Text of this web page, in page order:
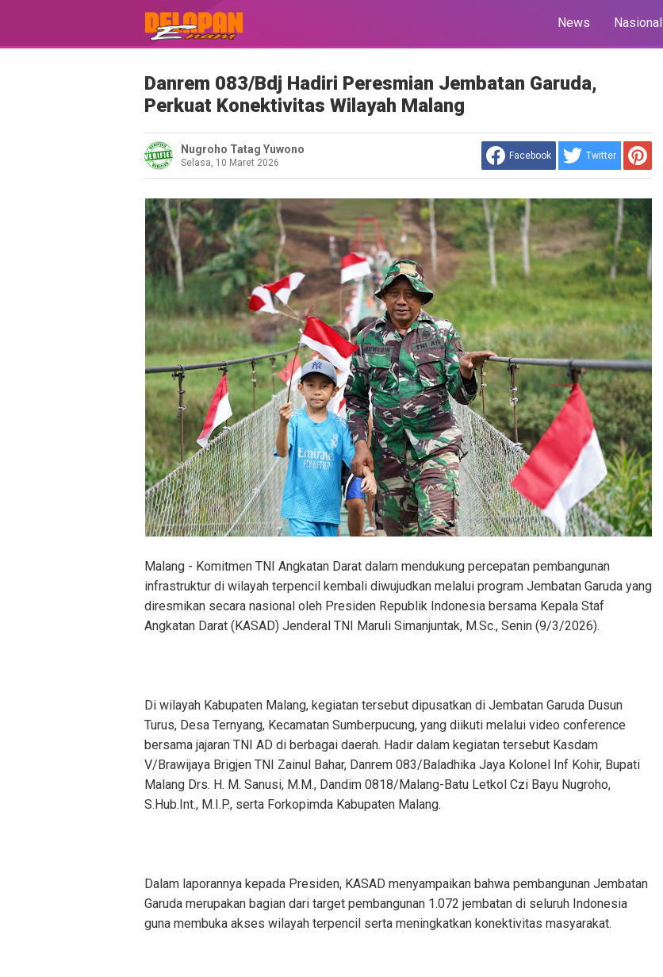
News Nasional
Danrem 083/Bdj Hadiri Peresmian Jembatan Garuda,
Perkuat Konektivitas Wilayah Malang
Nugroho Tatag Yuwono
Selasa, 10 Maret 2026
Facebook Twitter
Malang - Komitmen TNI Angkatan Darat dalam mendukung percepatan pembangunan
infrastruktur di wilayah terpencil kembali diwujudkan melalui program Jembatan Garuda yang
diresmikan secara nasional oleh Presiden Republik Indonesia bersama Kepala Staf
Angkatan Darat (KASAD) Jenderal TNI Maruli Simanjuntak, M.Sc., Senin (9/3/2026).
Di wilayah Kabupaten Malang, kegiatan tersebut dipusatkan di Jembatan Garuda Dusun
Turus, Desa Ternyang, Kecamatan Sumberpucung, yang diikuti melalui video conference
bersama jajaran TNI AD di berbagai daerah. Hadir dalam kegiatan tersebut Kasdam
V/Brawijaya Brigjen TNI Zainul Bahar, Danrem 083/Baladhika Jaya Kolonel Inf Kohir, Bupati
Malang Drs. H. M. Sanusi, M.M., Dandim 0818/Malang-Batu Letkol Czi Bayu Nugroho,
S.Hub.Int., M.I.P., serta Forkopimda Kabupaten Malang.
Dalam laporannya kepada Presiden, KASAD menyampaikan bahwa pembangunan Jembatan
Garuda merupakan bagian dari target pembangunan 1.072 jembatan di seluruh Indonesia
guna membuka akses wilayah terpencil serta meningkatkan konektivitas masyarakat.